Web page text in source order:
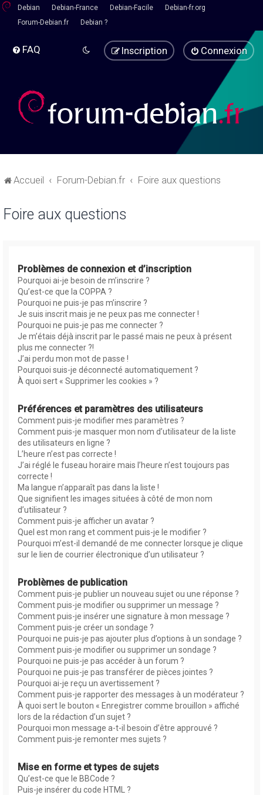
Debian Debian-France Debian-Facile
Debian-fr.org
Forum-Debian.fr
Debian ?
FAQ Connexion
Inscription
Accueil Forum-Debian.fr Foire aux questions
Foire aux questions
Problèmes de connexion et d’inscription
Pourquoi ai-je besoin de m’inscrire ?
Qu’est-ce que la COPPA ?
Pourquoi ne puis-je pas m’inscrire ?
Je suis inscrit mais je ne peux pas me connecter !
Pourquoi ne puis-je pas me connecter ?
Je m’étais déjà inscrit par le passé mais ne peux à présent
plus me connecter ?!
J’ai perdu mon mot de passe !
Pourquoi suis-je déconnecté automatiquement ?
À quoi sert « Supprimer les cookies » ?
Préférences et paramètres des utilisateurs
Comment puis-je modifier mes paramètres ?
Comment puis-je masquer mon nom d’utilisateur de la liste
des utilisateurs en ligne ?
L’heure n’est pas correcte !
J’ai réglé le fuseau horaire mais l’heure n’est toujours pas
correcte !
Ma langue n’apparaît pas dans la liste !
Que signifient les images situées à côté de mon nom
d’utilisateur ?
Comment puis-je afficher un avatar ?
Quel est mon rang et comment puis-je le modifier ?
Pourquoi m’est-il demandé de me connecter lorsque je clique
sur le lien de courrier électronique d’un utilisateur ?
Problèmes de publication
Comment puis-je publier un nouveau sujet ou une réponse ?
Comment puis-je modifier ou supprimer un message ?
Comment puis-je insérer une signature à mon message ?
Comment puis-je créer un sondage ?
Pourquoi ne puis-je pas ajouter plus d’options à un sondage ?
Comment puis-je modifier ou supprimer un sondage ?
Pourquoi ne puis-je pas accéder à un forum ?
Pourquoi ne puis-je pas transférer de pièces jointes ?
Pourquoi ai-je reçu un avertissement ?
Comment puis-je rapporter des messages à un modérateur ?
À quoi sert le bouton « Enregistrer comme brouillon » affiché
lors de la rédaction d’un sujet ?
Pourquoi mon message a-t-il besoin d’être approuvé ?
Comment puis-je remonter mes sujets ?
Mise en forme et types de sujets
Qu’est-ce que le BBCode ?
Puis-je insérer du code HTML ?